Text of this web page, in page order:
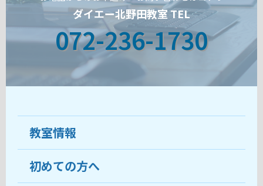
ダイエー北野田教室 TEL
072-236-1730
教室情報
教室について
初めての方へ